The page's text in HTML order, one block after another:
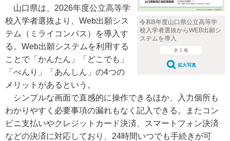
令和8年度山口県公立高等学
校入学者選抜からWEB出願シ
ステムを導入
全 1 枚
拡大写真
山口県は、2026年度公立高等学
校入学者選抜より、Web出願シス
テム（ミライコンパス）を導入す
る。Web出願システムを利用する
ことで「かんたん」「どこでも」
「べんり」「あんしん」の4つの
メリットがあるという。
シンプルな画面で直感的に操作できるほか、入力個所も
わかりやすく必要事項の漏れもなく記入できる。またコン
ビニ支払いやクレジットカード決済、スマートフォン決済
などの決済に対応しており、24時間いつでも手続きが可